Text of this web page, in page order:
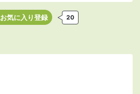
お気に入り登録 20